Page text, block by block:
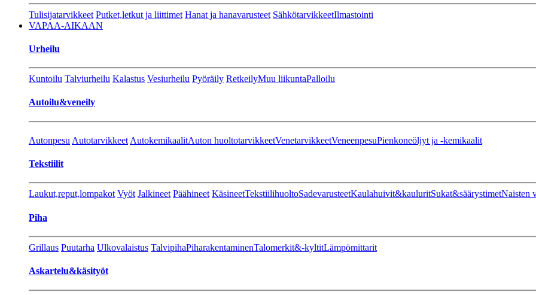
Tulisijatarvikkeet Putket,letkut ja liittimet Hanat ja hanavarusteet SähkötarvikkeetIlmastointi
VAPAA-AIKAAN
Urheilu
Kuntoilu Talviurheilu Kalastus Vesiurheilu Pyöräily RetkeilyMuu liikuntaPalloilu
Autoilu&veneily
Autonpesu Autotarvikkeet AutokemikaalitAuton huoltotarvikkeetVenetarvikkeetVeneenpesuPienkoneöljyt ja -kemikaalit
Tekstiilit
Laukut,reput,lompakot Vyöt Jalkineet Päähineet KäsineetTekstiilihuoltoSadevarusteetKaulahuivit&kauluritSukat&säärystimetNaisten
Piha
Grillaus Puutarha Ulkovalaistus TalvipihaPiharakentaminenTalomerkit&-kyltitLämpömittarit
Askartelu&käsityöt